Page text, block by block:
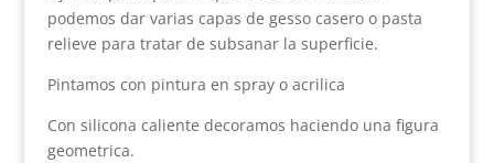
podemos dar varias capas de gesso casero o pasta
relieve para tratar de subsanar la superficie.
Pintamos con pintura en spray o acrilica
Con silicona caliente decoramos haciendo una figura
geometrica.